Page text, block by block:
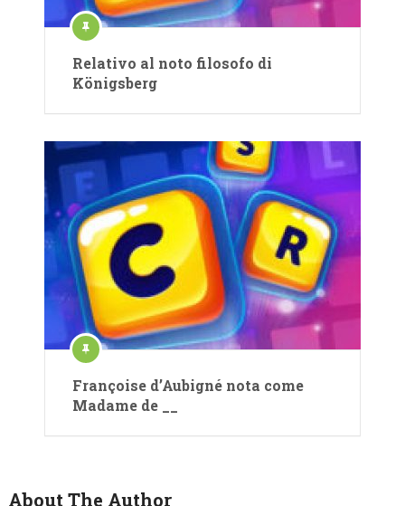
Relativo al noto filosofo di
Königsberg
Françoise d’Aubigné nota come
Madame de __
About The Author